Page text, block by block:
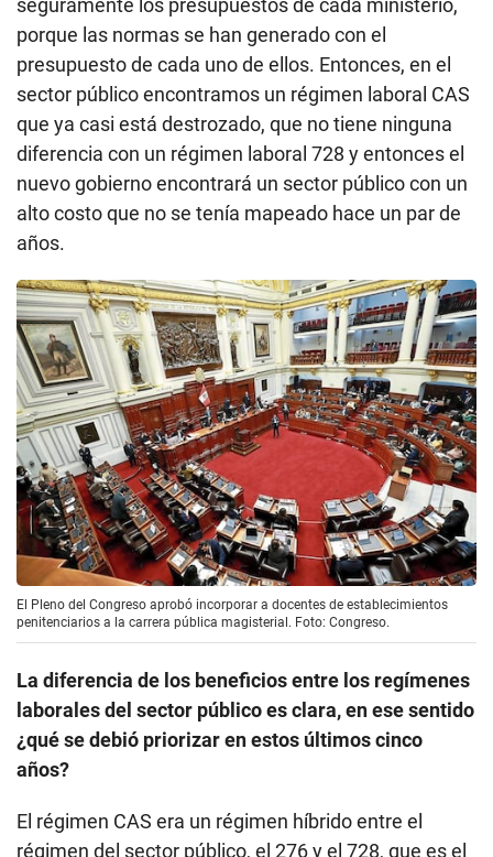
porque las normas se han generado con el
presupuesto de cada uno de ellos. Entonces, en el
sector público encontramos un régimen laboral CAS
que ya casi está destrozado, que no tiene ninguna
diferencia con un régimen laboral 728 y entonces el
nuevo gobierno encontrará un sector público con un
alto costo que no se tenía mapeado hace un par de
años.
El Pleno del Congreso aprobó incorporar a docentes de establecimientos
penitenciarios a la carrera pública magisterial. Foto: Congreso.
La diferencia de los beneficios entre los regímenes
laborales del sector público es clara, en ese sentido
¿qué se debió priorizar en estos últimos cinco
años?
El régimen CAS era un régimen híbrido entre el
régimen del sector público, el 276 y el 728, que es el